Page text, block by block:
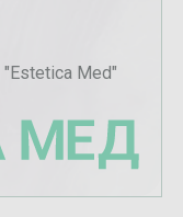
"Estetica Med"